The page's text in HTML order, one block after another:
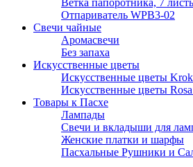
Ветка папоротника, 7
Отпариватель WPB3-02
Свечи чайные
Аромасвечи
Без запаха
Искусственные цветы
Искусственные цветы
Искусственные цветы Rosa
Товары к Пасхе
Лампады
Свечи и вкладыши для
Женские платки и шарфы
Пасхальные Рушники и